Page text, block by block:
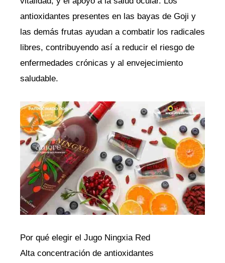
antioxidantes presentes en las bayas de Goji y
las demás frutas ayudan a combatir los radicales
libres, contribuyendo así a reducir el riesgo de
enfermedades crónicas y al envejecimiento
saludable.
Por qué elegir el Jugo Ningxia Red
Alta concentración de antioxidantes